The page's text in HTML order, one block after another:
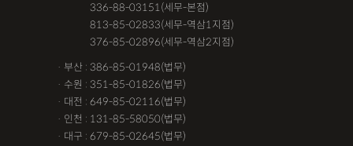
336-88-03151(세무-본점)
813-85-02833(세무-역삼1지점)
376-85-02896(세무-역삼2지점)
· 부산 : 386-85-01948(법무)
· 수원 : 351-85-01826(법무)
· 대전 : 649-85-02116(법무)
· 인천 : 131-85-58050(법무)
· 대구 : 679-85-02645(법무)